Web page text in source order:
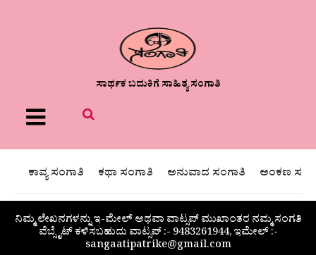
ಸಾರ್ಥಕ ಬದುಕಿಗೆ ಸಾಹಿತ್ಯ ಸಂಗಾತಿ
Menu
ಕಾವ್ಯ ಸಂಗಾತಿ ಕಥಾ ಸಂಗಾತಿ ಅನುವಾದ ಸಂಗಾತಿ ಅಂಕಣ
ನಿಮ್ಮ ಲೇಖನಗಳನ್ನು ಇ-ಮೇಲ್ ಅಥವಾ ವಾಟ್ಸಪ್ ಮುಖಾಂತರ ನಮ್ಮ ಸಂಗತಿ
ವೆಬ್ಸೈಟ್ ಕಳಿಸಬಹುದು ವಾಟ್ಸಪ್‌ :- 9483261944, ಇಮೇಲ್ :-
sangaatipatrike@gmail.com